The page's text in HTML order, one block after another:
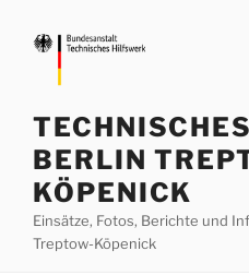
Inhalt
springen
BERLIN
KÖPENICK
Einsätze, Fotos, Berichte und
Treptow-Köpenick